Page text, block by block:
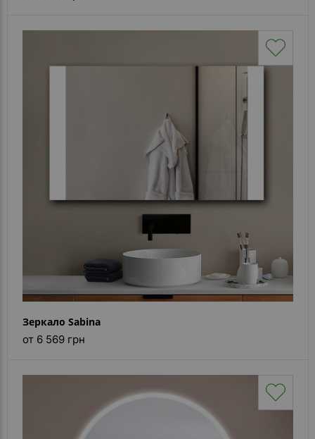
Зеркало Sabina
от 6 569 грн